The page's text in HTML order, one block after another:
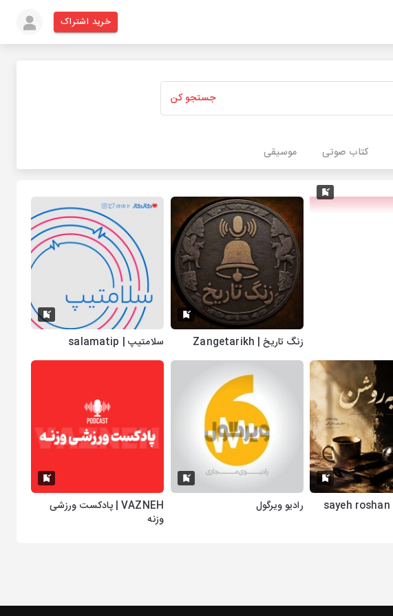
خرید اشتراک
جستجو کن
کتاب صوتی موسیقی
زنگ تاریخ | Zangetarikh سلامتیپ | salamatip
رادیو ویرگول
VAZNEH | پادکست ورزشی
وزنه